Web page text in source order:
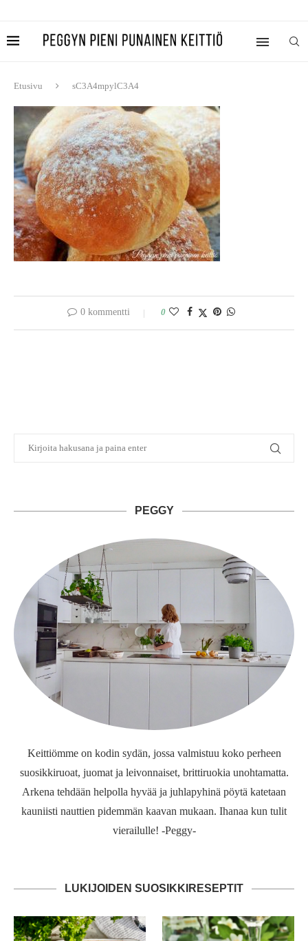
Etusivu sC3A4mpylC3A4
0 kommentti 0
PEGGY
Keittiömme on kodin sydän, jossa valmistuu koko perheen
suosikkiruoat, juomat ja leivonnaiset, brittiruokia unohtamatta.
Arkena tehdään helpolla hyvää ja juhlapyhinä pöytä katetaan
kauniisti nauttien pidemmän kaavan mukaan. Ihanaa kun tulit
vierailulle! -Peggy-
LUKIJOIDEN SUOSIKKIRESEPTIT